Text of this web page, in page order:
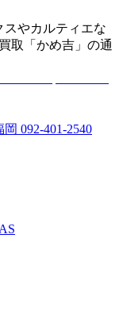
やカルティエな
取「かめ吉」の通
岡 092-401-2540